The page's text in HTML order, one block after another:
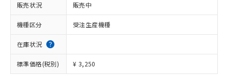
販売状況 販売中
機種区分 受注生産機種
在庫状況
標準価格(税別) ¥ 3,250